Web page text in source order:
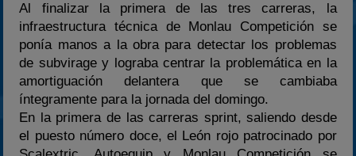
Al finalizar la primera de las tres carreras, la
infraestructura técnica de Monlau Competición se
ponía manos a la obra para detectar los problemas
de subvirage y lograba centrar la problemática en la
amortiguación delantera que se cambiaba
íntegramente para la jornada del domingo.
En la primera de las carreras sprint, saliendo desde
el puesto número doce, el León rojo patrocinado por